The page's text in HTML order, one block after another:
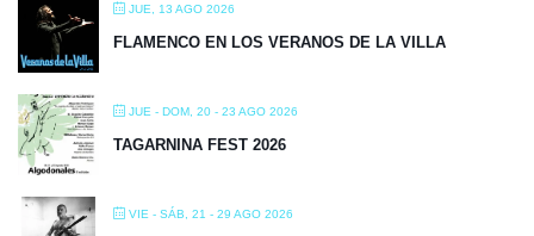
JUE, 13 AGO 2026
FLAMENCO EN LOS VERANOS DE LA VILLA
JUE - DOM, 20 - 23 AGO 2026
TAGARNINA FEST 2026
VIE - SÁB, 21 - 29 AGO 2026